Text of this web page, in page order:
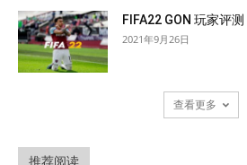
FIFA22 GON 玩家评测
2021年9月26日
查看更多
推荐阅读